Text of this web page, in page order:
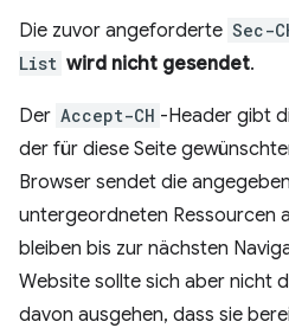
Die zuvor angeforderte Sec-
List wird nicht gesendet.
Der Accept-CH -Header gibt
der für diese Seite
Browser sendet die
untergeordneten Ressourcen
bleiben bis zur nächsten
Website sollte sich aber nicht
davon ausgehen, dass sie